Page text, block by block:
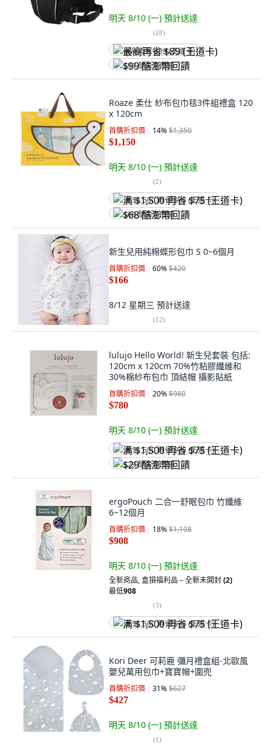
明天 8/10 (一) 預計送達
(28)
最高再省 $89 (王道卡)
$99 酷澎幣回饋
Roaze 柔仕 紗布包巾毯3件組禮盒 120
x 120cm
首購折扣價 14%$1,350
$1,150
明天 8/10 (一) 預計送達
(2)
满 $1,500 再省 $75 (王道卡)
$68 酷澎幣回饋
新生兒用純棉蝶形包巾 S 0~6個月
首購折扣價 60%$420
$166
8/12 星期三 預計送達
(12)
lulujo Hello World! 新生兒套裝 包括:
120cm x 120cm 70%竹粘膠纖維和
30%棉紗布包巾 頂結帽 攝影貼紙
首購折扣價 20%$980
$780
明天 8/10 (一) 預計送達
满 $1,500 再省 $75 (王道卡)
$29 酷澎幣回饋
ergoPouch 二合一舒眠包巾 竹纖維
6~12個月
首購折扣價 18%$1,108
$908
明天 8/10 (一) 預計送達
全新商品,盒損福利品 – 全新未開封(2)
最低908
(3)
满 $1,500 再省 $75 (王道卡)
Kori Deer 可莉鹿 彌月禮盒組-北歐風
嬰兒萬用包巾+寶寶帽+圍兜
首購折扣價 31%$627
$427
明天 8/10 (一) 預計送達
(1)